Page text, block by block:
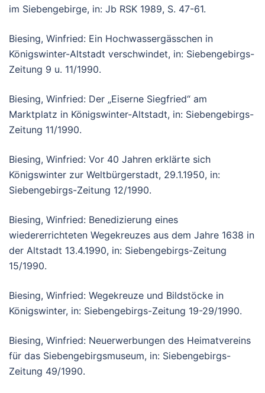
im Siebengebirge, in: Jb RSK 1989, S. 47-61.
Biesing, Winfried: Ein Hochwassergässchen in
Königswinter-Altstadt verschwindet, in: Siebengebirgs-
Zeitung 9 u. 11/1990.
Biesing, Winfried: Der „Eiserne Siegfried“ am
Marktplatz in Königswinter-Altstadt, in: Siebengebirgs-
Zeitung 11/1990.
Biesing, Winfried: Vor 40 Jahren erklärte sich
Königswinter zur Weltbürgerstadt, 29.1.1950, in:
Siebengebirgs-Zeitung 12/1990.
Biesing, Winfried: Benedizierung eines
wiedererrichteten Wegekreuzes aus dem Jahre 1638 in
der Altstadt 13.4.1990, in: Siebengebirgs-Zeitung
15/1990.
Biesing, Winfried: Wegekreuze und Bildstöcke in
Königswinter, in: Siebengebirgs-Zeitung 19-29/1990.
Biesing, Winfried: Neuerwerbungen des Heimatvereins
für das Siebengebirgsmuseum, in: Siebengebirgs-
Zeitung 49/1990.